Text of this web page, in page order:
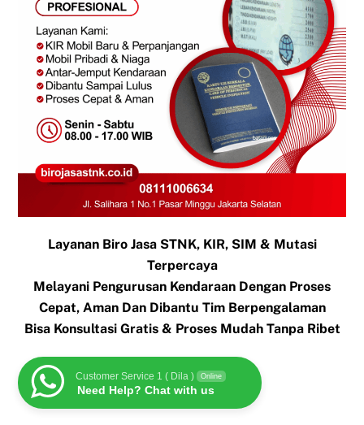
Layanan Biro Jasa STNK, KIR, SIM & Mutasi
Terpercaya
Melayani Pengurusan Kendaraan Dengan Proses
Cepat, Aman Dan Dibantu Tim Berpengalaman
Bisa Konsultasi Gratis & Proses Mudah Tanpa Ribet
Customer Service 1 ( Dila ) Online
Need Help? Chat with us